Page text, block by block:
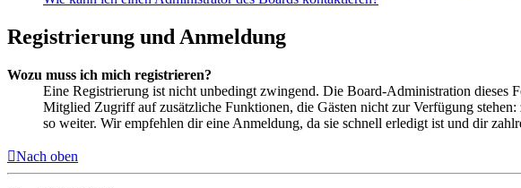
Registrierung und Anmeldung
Wozu muss ich mich registrieren?
Eine Registrierung ist nicht unbedingt zwingend. Die Board-Administration dieses
Mitglied Zugriff auf zusätzliche Funktionen, die Gästen nicht zur Verfügung
so weiter. Wir empfehlen dir eine Anmeldung, da sie schnell erledigt ist und dir
Nach oben